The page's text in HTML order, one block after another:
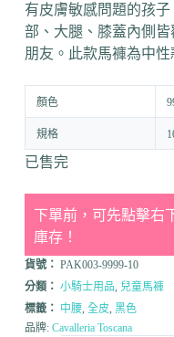
有皮膚敏感問題的孩
部、大腿、膝蓋內側
朋友。此款馬褲為中
顏色
規格
已售完
下單前，可先點擊右
庫存！
貨號： PAK003-9999-10
分類： 小騎士用品
兒童馬褲
標籤： 中腰, 全皮 黑色
品牌: Cavalleria Toscana